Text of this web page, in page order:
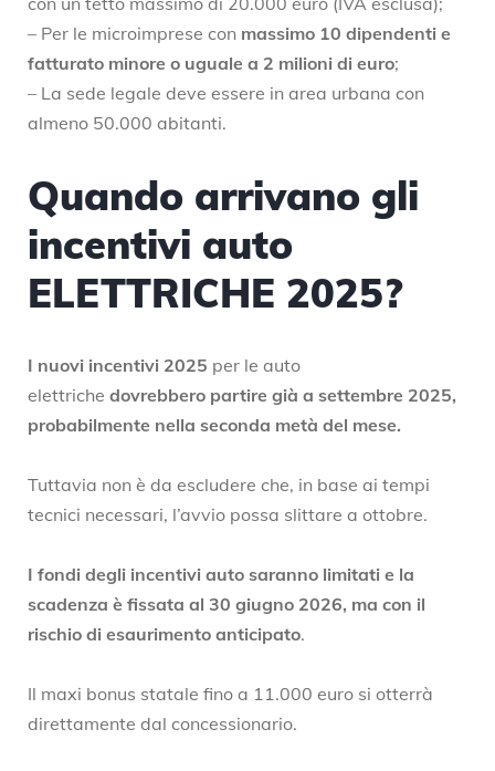
– Per le microimprese con massimo 10 dipendenti e
fatturato minore o uguale a 2 milioni di euro;
– La sede legale deve essere in area urbana con
almeno 50.000 abitanti.
Quando arrivano gli
incentivi auto
ELETTRICHE 2025?
I nuovi incentivi 2025 per le auto
elettriche dovrebbero partire già a settembre 2025,
probabilmente nella seconda metà del mese.
Tuttavia non è da escludere che, in base ai tempi
tecnici necessari, l’avvio possa slittare a ottobre.
I fondi degli incentivi auto saranno limitati e la
scadenza è fissata al 30 giugno 2026, ma con il
rischio di esaurimento anticipato.
Il maxi bonus statale fino a 11.000 euro si otterrà
direttamente dal concessionario.